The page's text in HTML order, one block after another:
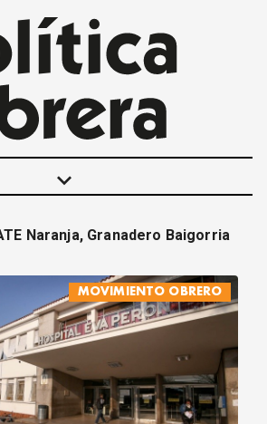
keyboard_arrow_down
OBRERO
MUJER
ECONOMÍA
Y CULTURA
JUVENTUD
DE LECTORES
Naranja, Granadero Baigorria
MOVIMIENTO OBRERO